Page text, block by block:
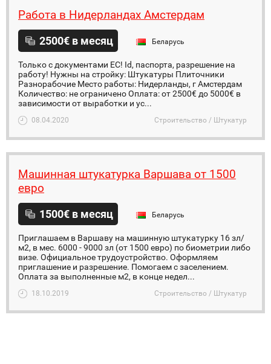
Работа в Нидерландах Амстердам
2500€ в месяц Беларусь
Только с документами ЕС! Id, паспорта, разрешение на
работу! Нужны на стройку: Штукатуры Плиточники
Разнорабочие Место работы: Нидерланды, г Амстердам
Количество: не ограничено Оплата: от 2500€ до 5000€ в
зависимости от выработки и ус...
08.04.2020 Строительство / Штукатур
Mашиннaя штукатуркa Варшавa от 1500
евро
1500€ в месяц Беларусь
Приглашаем в Варшаву на машинную штукатурку 16 зл/
м2, в мес. 6000 - 9000 зл (от 1500 евро) по биометрии либо
визе. Официальное трудоустройство. Оформляем
приглашение и разрешение. Помогаем с заселением.
Оплата за выполненные м2, в конце недел...
18.10.2019 Строительство / Штукатур